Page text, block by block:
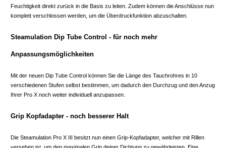
Feuchtigkeit direkt zurück in die Basis zu leiten. Zudem können die Anschlüsse nun
komplett verschlossen werden, um die Überdruckfunktion abzuschalten.
Steamulation Dip Tube Control - für noch mehr
Anpassungsmöglichkeiten
Mit der neuen Dip Tube Control können Sie die Länge des Tauchrohres in 10
verschiedenen Stufen selbst bestimmen, um dadurch den Durchzug und den Anzug
Ihrer Pro X noch weiter individuell anzupassen.
Grip Kopfadapter - noch besserer Halt
Die Steamulation Pro X III besitzt nun einen Grip-Kopfadapter, welcher mit Rillen